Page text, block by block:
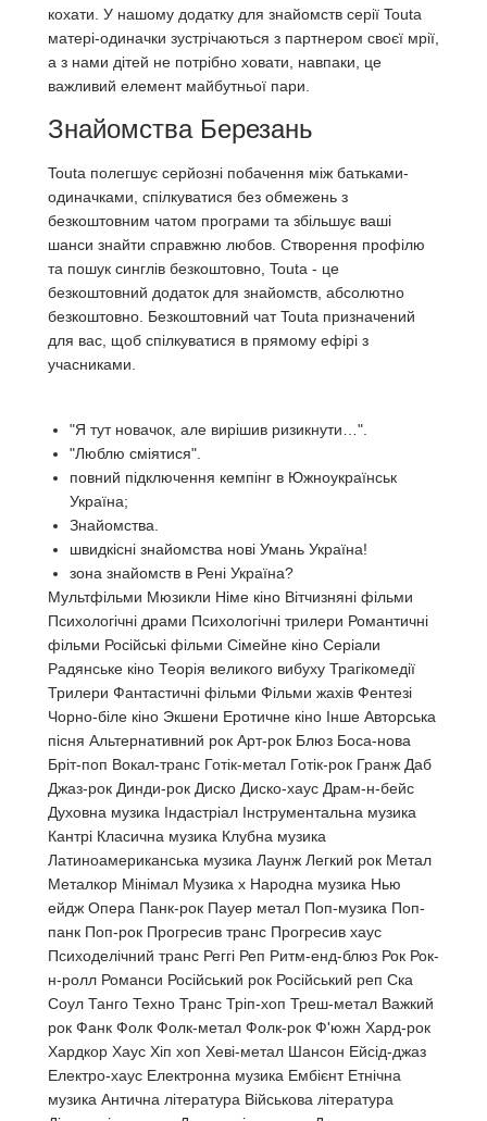
кохати. У нашому додатку для знайомств серії Touta
матері-одиначки зустрічаються з партнером своєї мрії,
а з нами дітей не потрібно ховати, навпаки, це
важливий елемент майбутньої пари.
Знайомства Березань
Touta полегшує серйозні побачення між батьками-
одиначками, спілкуватися без обмежень з
безкоштовним чатом програми та збільшує ваші
шанси знайти справжню любов. Створення профілю
та пошук синглів безкоштовно, Touta - це
безкоштовний додаток для знайомств, абсолютно
безкоштовно. Безкоштовний чат Touta призначений
для вас, щоб спілкуватися в прямому ефірі з
учасниками.
"Я тут новачок, але вирішив ризикнути…".
"Люблю сміятися".
повний підключення кемпінг в Южноукраїнськ
Україна;
Знайомства.
швидкісні знайомства нові Умань Україна!
зона знайомств в Рені Україна?
Мультфільми Мюзикли Німе кіно Вітчизняні фільми
Психологічні драми Психологічні трилери Романтичні
фільми Російські фільми Сімейне кіно Серіали
Радянське кіно Теорія великого вибуху Трагікомедії
Трилери Фантастичні фільми Фільми жахів Фентезі
Чорно-біле кіно Экшени Еротичне кіно Інше Авторська
пісня Альтернативний рок Арт-рок Блюз Боса-нова
Бріт-поп Вокал-транс Готік-метал Готік-рок Гранж Даб
Джаз-рок Динди-рок Диско Диско-хаус Драм-н-бейс
Духовна музика Індастріал Інструментальна музика
Кантрі Класична музика Клубна музика
Латиноамериканська музика Лаунж Легкий рок Метал
Металкор Мінімал Музика х Народна музика Нью
ейдж Опера Панк-рок Пауер метал Поп-музика Поп-
панк Поп-рок Прогресив транс Прогресив хаус
Психоделічний транс Реггі Реп Ритм-енд-блюз Рок Рок-
н-ролл Романси Російський рок Російський реп Ска
Соул Танго Техно Транс Тріп-хоп Треш-метал Важкий
рок Фанк Фолк Фолк-метал Фолк-рок Ф'южн Хард-рок
Хардкор Хаус Хіп хоп Хеві-метал Шансон Ейсід-джаз
Електро-хаус Електронна музика Ембієнт Етнічна
музика Антична література Військова література